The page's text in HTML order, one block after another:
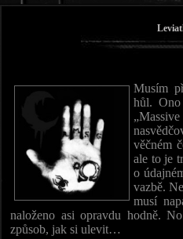
Musím
hůl.
věčném
ale to je
o
vazbě.
musí
naloženo asi opravdu hodně.
způsob, jak si ulevit…